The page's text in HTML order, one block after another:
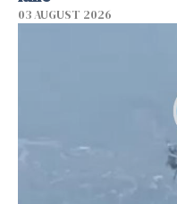
03 AUGUST 2026